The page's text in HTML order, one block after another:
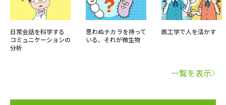
日常会話を科学する
コミュニケーションの
分析
思わぬチカラを持って
いる、それが微生物
医工学で人を活かす
一覧を表示